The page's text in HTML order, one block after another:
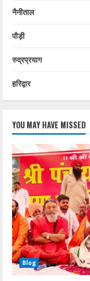
नैनीताल
पौड़ी
रुद्रप्रयाग
हरिद्वार
YOU MAY HAVE MISSED
Blog